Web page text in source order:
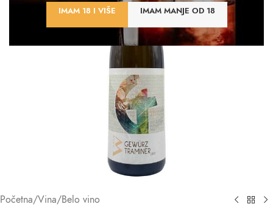
IMAM 18 I VIŠE IMAM MANJE OD 18
Početna/Vina/Belo vino